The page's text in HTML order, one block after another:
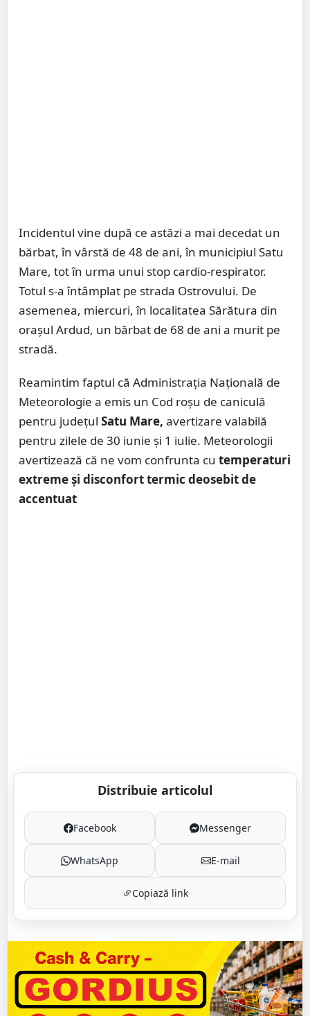
Incidentul vine după ce astăzi a mai decedat un
bărbat, în vârstă de 48 de ani, în municipiul Satu
Mare, tot în urma unui stop cardio-respirator.
Totul s-a întâmplat pe strada Ostrovului. De
asemenea, miercuri, în localitatea Sărătura din
orașul Ardud, un bărbat de 68 de ani a murit pe
stradă.
Reamintim faptul că Administrația Națională de
Meteorologie a emis un Cod roșu de caniculă
pentru județul Satu Mare, avertizare valabilă
pentru zilele de 30 iunie și 1 iulie. Meteorologii
avertizează că ne vom confrunta cu temperaturi
extreme și disconfort termic deosebit de
accentuat
Distribuie articolul
Facebook Messenger
WhatsApp E-mail
Copiază link